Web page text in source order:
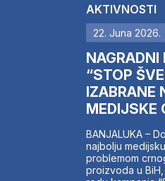
AKTIVNOSTI
22. Juna 2026.
NAGRADNI
“STOP
IZABRANE
MEDIJSKE
BANJALUKA –
najbolju
problemom
proizvoda u